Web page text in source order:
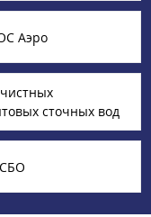
Аэро
сточных вод